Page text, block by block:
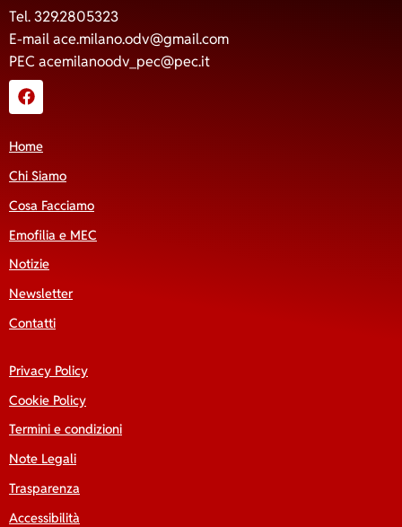
Tel. 329.2805323
E-mailace.milano.odv@gmail.com
PEC acemilanoodv_pec@pec.it
Home
Chi Siamo
Cosa Facciamo
Emofilia e MEC
Notizie
Newsletter
Contatti
Privacy Policy
Cookie Policy
Termini e condizioni
Note Legali
Trasparenza
Accessibilità